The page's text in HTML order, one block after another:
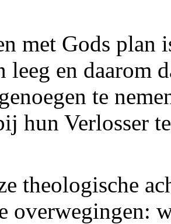
met Gods plan
leeg en daarom
te
hun Verlosser
theologische
overwegingen: